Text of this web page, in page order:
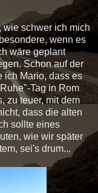
wie schwer ich mich
wenn es
wäre geplant
Schon auf der
ich Mario, dass es
Tag in Rom
zu teuer, mit dem
dass die alten
sollte eines
wie wir später
sei's drum...